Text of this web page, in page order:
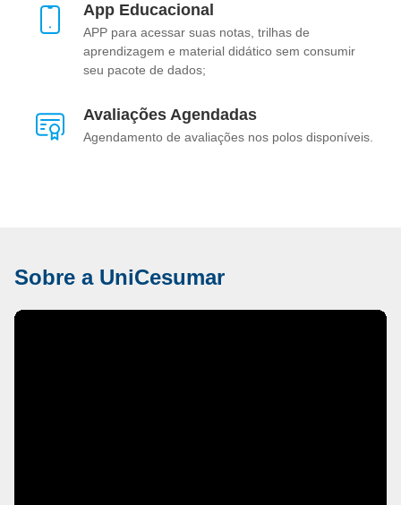
App Educacional
APP para acessar suas notas, trilhas de
aprendizagem e material didático sem consumir
seu pacote de dados;
Avaliações Agendadas
Agendamento de avaliações nos polos disponíveis.
Sobre a UniCesumar